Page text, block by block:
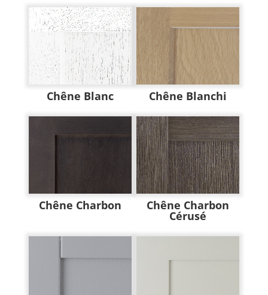
Chêne Blanc Chêne Blanchi
Chêne Charbon Chêne Charbon
Cérusé